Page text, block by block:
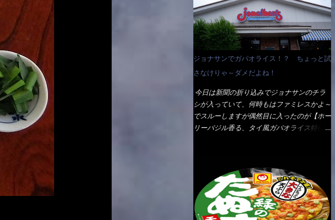
なんて見慣れないからねぇ～（コストがかか
る） 袋の裏側を見ると、韮とか卵の用意を
勧めている。 それなばらと冷蔵庫にあっ
た、黒豆モヤシ・韮・生卵を用意しました。
まず鍋1で湯を沸かし、麺を茹でる！ 小鍋
で別に湯を沸かし卵を溶きながら投入～ 次
にモヤシを入れて、粉末スープを投入！！
上がったら、丼へ入れてから小鍋のスープを
丼の中へ 最後に小鍋の具を上にかけ、韮の
葉の部分をドサッと乗せて調味油を入れて完
成です。 どうでしょう？ 見た目 Goodデ
イ・ノンスチーム製法で仕上げた、生めんに
近い風味のストレートめんです。 豚の旨味
に数種類の唐辛子、ニンニクを加えた辛さと
コクが凝縮された醤油ベースのスープです。
調味油に赤ラー油とごま油を使用することに
ペディアから・・・そうだろうな～笑 電子
レンジで弱めのワット（小生は500Wで3分
程度）温めてテーブルへ これ店舗の調理場
で、製造しているけど考えるに大き目のオー
ブン皿で焼いて、大凡の目安で小分けにして
いるようで、パックをよーく見たら表面のチ
ーズの乗り具合に結構な差が出ていた・・・
チーズに焦げ目が付いているのを、しっかり
確認し買うことをオススメします。（取り分
け量にも若干有り差がでてるだろう） 早速
タバスコを振りかけて食べてみると・・・結
使ってみたら、これが凄くうまくすくえるん
だよねぇ～（このスプーン当たりだね） 今
回新作のグラタンを頂きましたが、まずまず
の美味しさとダイソーのカレースプーンの。
すくい上げ力の良さを再度認識できました。
ジョナサンでガパオライス！？ ちょっと試
さなけりゃ～ダメだよね！
今日は新聞の折り込みでジョナサンのチラ
シが入っていて、何時もはファミレスかよ～
でスルーしますが偶然目に入ったのが【ホー
リーバジル香る、タイ風ガパオライス特得ク
て・・・今日じゃん！！ そこで近くのお店
へ・・・・ モーニング以外の通常メニュー
は、10:30以降に提供されるので10:40頃に店
内へ 私は基本的、どの店に行っても同じメ